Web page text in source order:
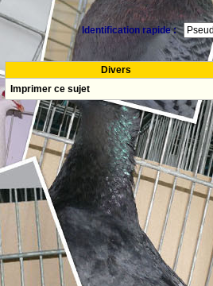
Identification rapide :
Divers
Imprimer ce sujet